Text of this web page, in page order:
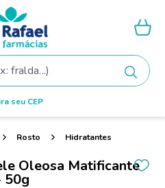
seu CEP
Rosto Hidratantes
Oleosa Matificante
50g